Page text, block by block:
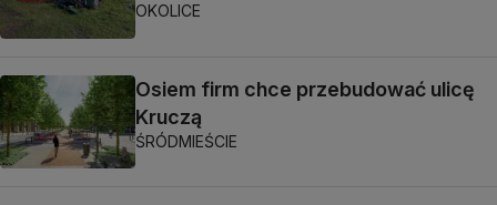
OKOLICE
Osiem firm chce przebudować ulicę
Kruczą
ŚRÓDMIEŚCIE